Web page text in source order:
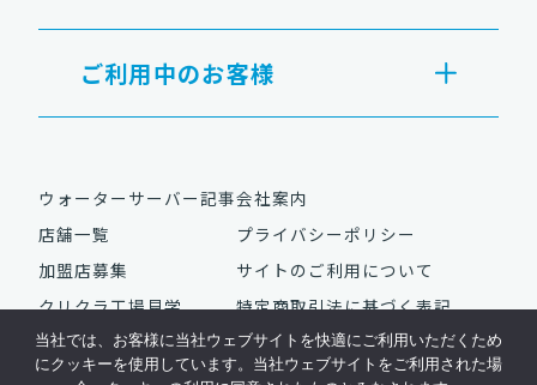
ご利用中のお客様
ウォーターサーバー記事
店舗一覧
加盟店募集
クリクラ工場見学
会社案内
プライバシーポリシー
サイトのご利用について
特定商取引法に基づく表記
当社では、お客様に当社ウェブサイトを快適にご利用いただくため
にクッキーを使用しています。当社ウェブサイトをご利用された場